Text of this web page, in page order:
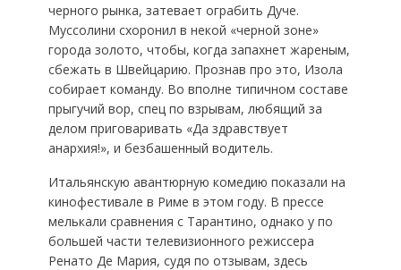
черного рынка, затевает ограбить Дуче.
Муссолини схоронил в некой «черной зоне»
города золото, чтобы, когда запахнет жареным,
сбежать в Швейцарию. Прознав про это, Изола
собирает команду. Во вполне типичном составе
прыгучий вор, спец по взрывам, любящий за
делом приговаривать «Да здравствует
анархия!», и безбашенный водитель.
Итальянскую авантюрную комедию показали на
кинофестивале в Риме в этом году. В прессе
мелькали сравнения с Тарантино, однако у по
большей части телевизионного режиссера
Ренато Де Мария, судя по отзывам, здесь